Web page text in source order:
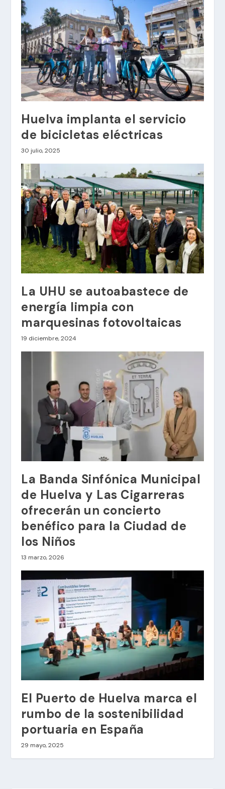
Huelva implanta el servicio
de bicicletas eléctricas
30 julio, 2025
La UHU se autoabastece de
energía limpia con
marquesinas fotovoltaicas
19 diciembre, 2024
La Banda Sinfónica Municipal
de Huelva y Las Cigarreras
ofrecerán un concierto
benéfico para la Ciudad de
los Niños
13 marzo, 2026
El Puerto de Huelva marca el
rumbo de la sostenibilidad
portuaria en España
29 mayo, 2025